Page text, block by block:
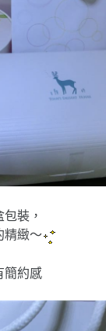
裝，
精緻～
簡約感